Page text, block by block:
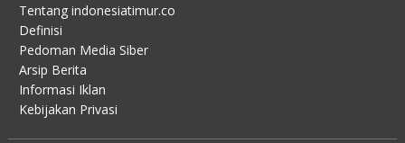
Tentang indonesiatimur.co
Definisi
Pedoman Media Siber
Arsip Berita
Informasi Iklan
Kebijakan Privasi